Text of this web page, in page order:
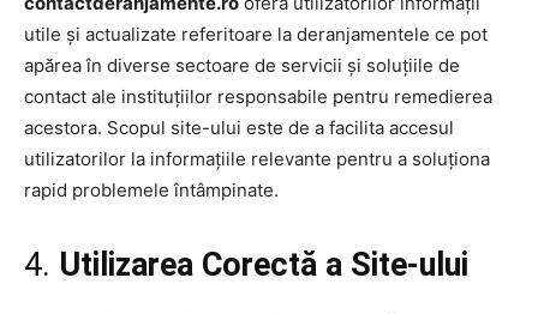
utile și actualizate referitoare la deranjamentele ce pot
apărea în diverse sectoare de servicii și soluțiile de
contact ale instituțiilor responsabile pentru remedierea
acestora. Scopul site-ului este de a facilita accesul
utilizatorilor la informațiile relevante pentru a soluționa
rapid problemele întâmpinate.
4. Utilizarea Corectă a Site-ului